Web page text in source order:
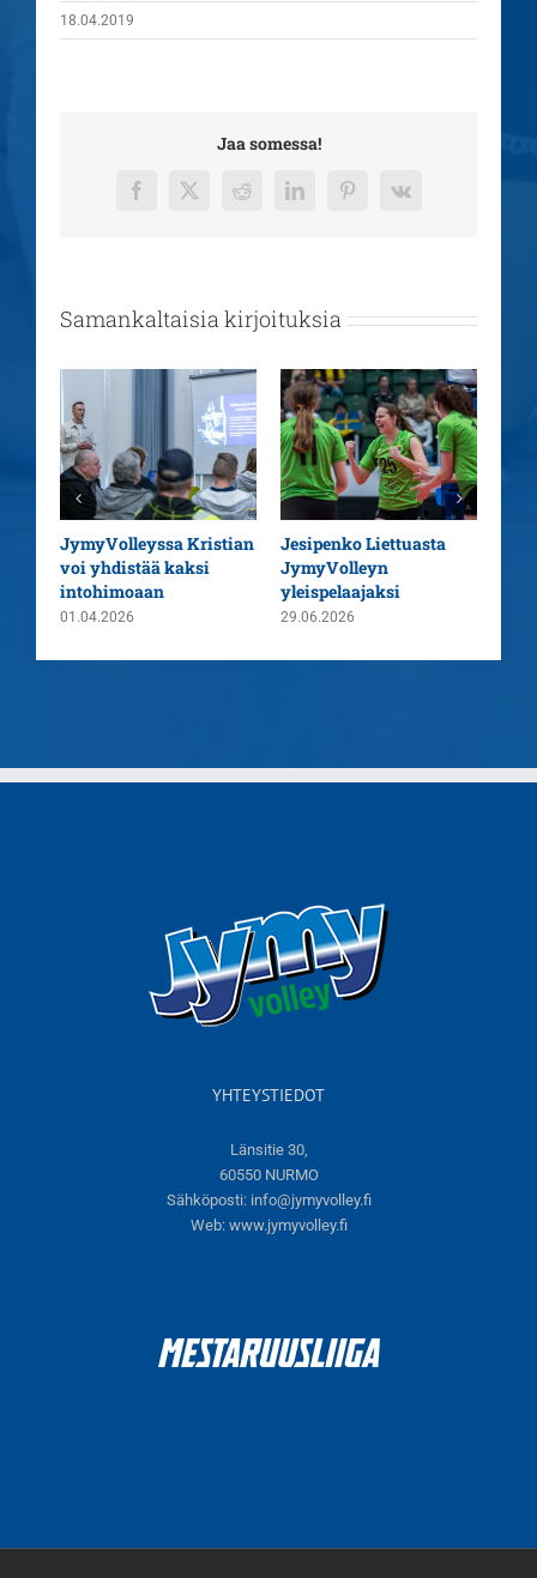
18.04.2019
Jaa somessa!
Facebook
X RedditLinkedInPinterest
Vk
Samankaltaisia kirjoituksia
JymyVolleyssa Kristian
voi yhdistää kaksi
intohimoaan
01.04.2026
Jesipenko Liettuasta
JymyVolleyn
yleispelaajaksi
29.06.2026
YHTEYSTIEDOT
Länsitie 30,
60550 NURMO
Sähköposti: info@jymyvolley.fi
Web: www.jymyvolley.fi